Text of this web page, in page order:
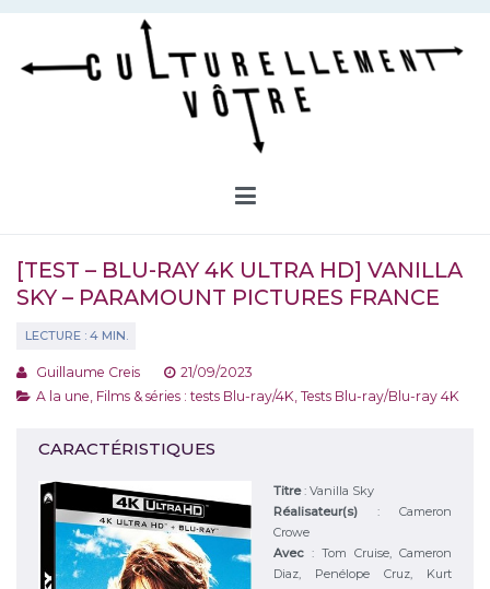
Aller
contenu
[TEST – BLU-RAY 4K ULTRA HD] VANILLA
SKY – PARAMOUNT PICTURES FRANCE
Guillaume Creis
21/09/2023
A la une Films & séries : tests Blu-ray/4K Tests Blu-ray/Blu-ray 4K
CARACTÉRISTIQUES
Titre:Vanilla Sky
Réalisateur(s):Cameron
Crowe
Avec:Tom Cruise, Cameron
Diaz, Penélope Cruz, Kurt